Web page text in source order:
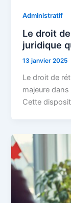
Administratif
Le droit
juridique
13 janvier 2025
Le droit de
majeure
Cette